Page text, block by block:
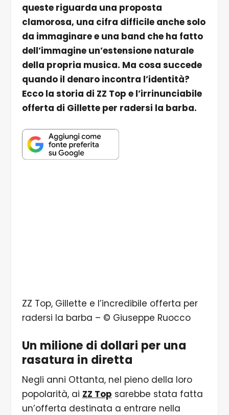
queste riguarda una proposta
clamorosa, una cifra difficile anche solo
da immaginare e una band che ha fatto
dell’immagine un’estensione naturale
della propria musica. Ma cosa succede
quando il denaro incontra l’identità?
Ecco la storia di ZZ Top e l’irrinunciabile
offerta di Gillette per radersi la barba.
ZZ Top, Gillette e l’incredibile offerta per
radersi la barba – © Giuseppe Ruocco
Un milione di dollari per una
rasatura in diretta
Negli anni Ottanta, nel pieno della loro
popolarità, ai ZZ Top sarebbe stata fatta
un’offerta destinata a entrare nella